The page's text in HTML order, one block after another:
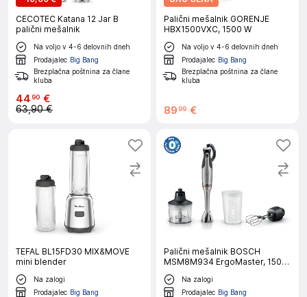
CECOTEC Katana 12 Jar B
palični mešalnik
Na voljo v 4-6 delovnih dneh
Prodajalec Big Bang
Brezplačna poštnina za člane
kluba
4490 €
63,90 €
Palični mešalnik GORENJE
HBX1500VXC, 1500 W
Na voljo v 4-6 delovnih dneh
Prodajalec Big Bang
Brezplačna poštnina za člane
kluba
89 99 €
TEFAL BL15FD30 MIX&MOVE
mini blender
Na zalogi
Prodajalec Big Bang
Palični mešalnik BOSCH
MSM8M934 ErgoMaster, 1500
W
Na zalogi
Prodajalec Big Bang